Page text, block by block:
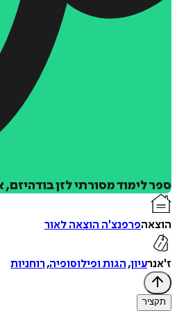
ספר לימוד מסורתי לזן
הוצאהפרפנצ'ה הוצאה לאור
ז'אנרעיון,הגות ופילוסופיה,רוחניות
תקציר